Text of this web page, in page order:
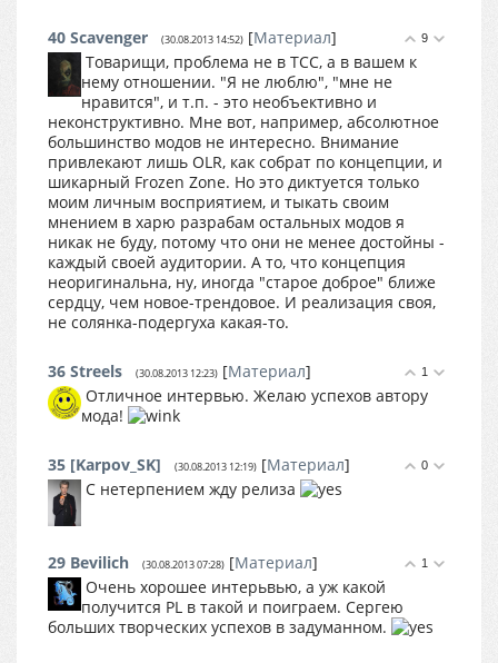
9
40 Scavenger (30.08.2013 14:52) [Материал]
Товарищи, проблема не в ТСС, а в вашем к
нему отношении. "Я не люблю", "мне не
нравится", и т.п. - это необъективно и
неконструктивно. Мне вот, например, абсолютное
большинство модов не интересно. Внимание
привлекают лишь OLR, как собрат по концепции, и
шикарный Frozen Zone. Но это диктуется только
моим личным восприятием, и тыкать своим
мнением в харю разрабам остальных модов я
никак не буду, потому что они не менее достойны -
каждый своей аудитории. А то, что концепция
неоригинальна, ну, иногда "старое доброе" ближе
сердцу, чем новое-трендовое. И реализация своя,
не солянка-подергуха какая-то.
1
36 Streels (30.08.2013 12:23) [Материал]
Отличное интервью. Желаю успехов автору
мода!
0
35 [Karpov_SK] (30.08.2013 12:19) [Материал]
C нетерпением жду релиза
1
29 Bevilich (30.08.2013 07:28) [Материал]
Очень хорошее интерьвью, а уж какой
получится PL в такой и поиграем. Сергею
больших творческих успехов в задуманном.